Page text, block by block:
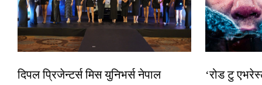
दिपल प्रिजेन्टर्स मिस युनिभर्स नेपाल
‘रोड टु